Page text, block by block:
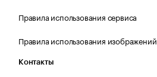
Правила использования сервиса
Правила использования изображений
Контакты